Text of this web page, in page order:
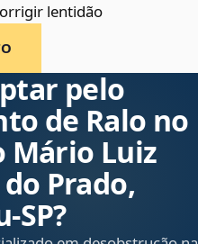
lentidão
pelo
de Ralo no
Mário Luiz
Prado,